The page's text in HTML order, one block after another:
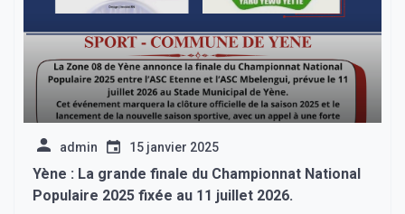
admin 15 janvier 2025
Yène : La grande finale du Championnat National
Populaire 2025 fixée au 11 juillet 2026.